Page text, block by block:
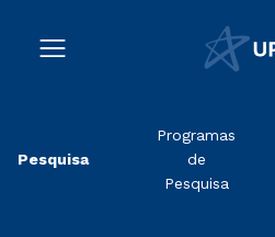
Pesquisa
Programas
de
Pesquisa